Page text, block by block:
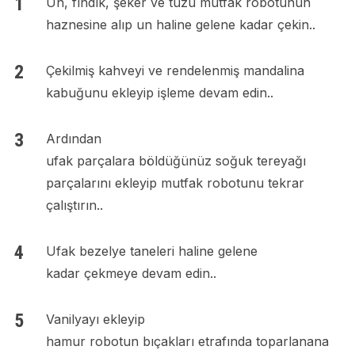
haznesine alıp un haline gelene kadar çekin..
Çekilmiş kahveyi ve rendelenmiş mandalina
kabuğunu ekleyip işleme devam edin..
Ardından
ufak parçalara böldüğünüz soğuk tereyağı
parçalarını ekleyip mutfak robotunu tekrar
çalıştırın..
Ufak bezelye taneleri haline gelene
kadar çekmeye devam edin..
Vanilyayı ekleyip
hamur robotun bıçakları etrafında toparlanana